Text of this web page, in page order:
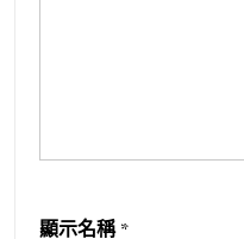
顯示名稱 *